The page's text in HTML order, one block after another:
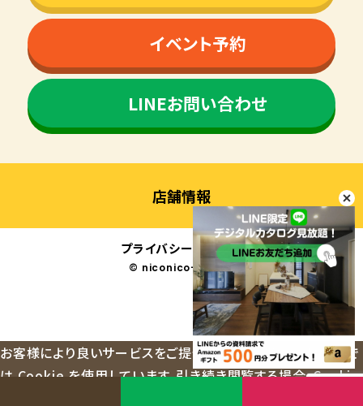
イベント予約
LINEお問い合わせ
店舗情報
プライバシーポリシー
© niconico-jutaku
お客様により良いサービスをご提供するため、当ウェブサイトで
は Cookie を使用しています。引き続き閲覧する場合、Cookie